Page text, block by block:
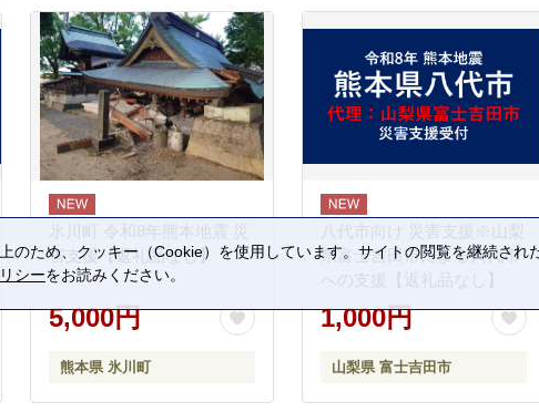
氷川町 令和8年熊本地震 災
害支援【返礼品なし】
5,000円
熊本県 氷川町
八代市向け 災害支援※山梨
県富士吉田市による八代市
への支援【返礼品なし】
1,000円
山梨県 富士吉田市
のため、クッキー（Cookie）を使用しています。サイトの閲覧を継続され
シーをお読みください。